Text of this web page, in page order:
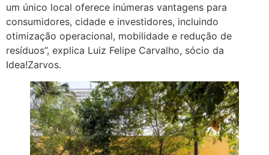
um único local oferece inúmeras vantagens para
consumidores, cidade e investidores, incluindo
otimização operacional, mobilidade e redução de
resíduos”, explica Luiz Felipe Carvalho, sócio da
Idea!Zarvos.